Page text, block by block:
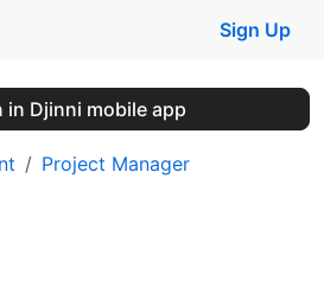
Sign Up
in Djinni mobile app
Project Manager